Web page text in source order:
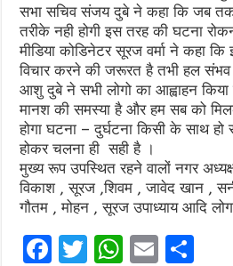
सभा सचिव संजय दुबे ने कहा कि जब तक
तरीके नही होगी इस तरह की घटना
मीडिया कोडिनेटर सूरज वर्मा ने कहा
विचार करने की जरूरत है तभी हल
आशु दुबे ने सभी लोगो का आह्वाहन
मानश की समस्या है और हम सब को
होगा घटना – दुर्घटना किसी के साथ
होकर चलना ही सही है ।
मुख्य रूप उपस्थित रहने वालों नगर
विकाश , सूरज ,शिवम , जावेद खान ,
गौतम , मोहन , सूरज उपाध्याय आदि
F
T
W E